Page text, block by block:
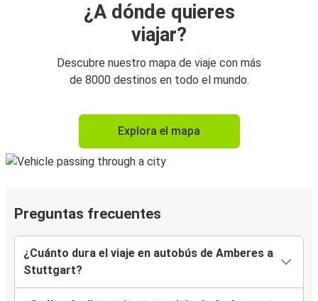
¿A dónde quieres
viajar?
Descubre nuestro mapa de viaje con más
de 8000 destinos en todo el mundo.
Explora el mapa
Preguntas frecuentes
¿Cuánto dura el viaje en autobús de Amberes a
Stuttgart?